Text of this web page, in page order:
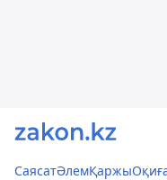
СаясатӘлемҚаржы